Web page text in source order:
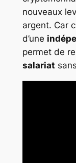
nouveaux
argent. Car
d’une
permet de
salariat